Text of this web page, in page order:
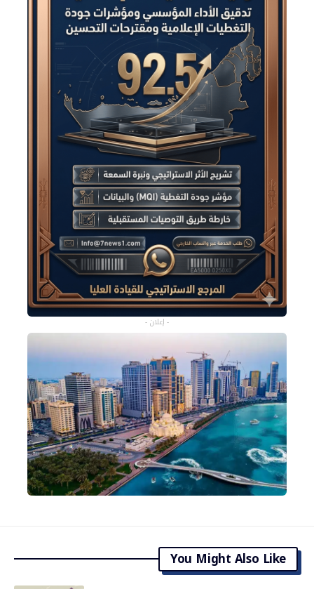
- إعلان -
You Might Also Like